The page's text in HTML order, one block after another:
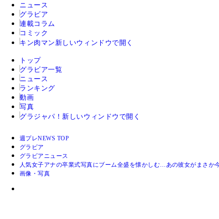
ニュース
グラビア
連載コラム
コミック
キン肉マン 新しいウィンドウで開く
トップ
グラビア一覧
ニュース
ランキング
動画
写真
グラジャパ！ 新しいウィンドウで開く
週プレNEWS TOP
グラビア
グラビアニュース
人気女子アナの卒業式写真にブーム全盛を懐かしむ…あの彼女がまさか
画像・写真